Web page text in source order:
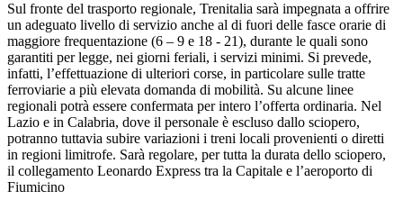
Sul fronte del trasporto regionale, Trenitalia sarà impegnata a offrire
un adeguato livello di servizio anche al di fuori delle fasce orarie di
maggiore frequentazione (6 – 9 e 18 - 21), durante le quali sono
garantiti per legge, nei giorni feriali, i servizi minimi. Si prevede,
infatti, l’effettuazione di ulteriori corse, in particolare sulle tratte
ferroviarie a più elevata domanda di mobilità. Su alcune linee
regionali potrà essere confermata per intero l’offerta ordinaria. Nel
Lazio e in Calabria, dove il personale è escluso dallo sciopero,
potranno tuttavia subire variazioni i treni locali provenienti o diretti
in regioni limitrofe. Sarà regolare, per tutta la durata dello sciopero,
il collegamento Leonardo Express tra la Capitale e l’aeroporto di
Fiumicino